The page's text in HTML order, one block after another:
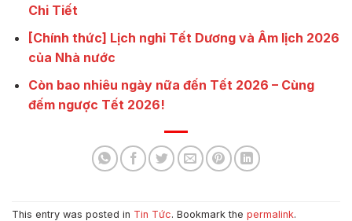
Chi Tiết
[Chính thức] Lịch nghỉ Tết Dương và Âm lịch 2026
của Nhà nước
Còn bao nhiêu ngày nữa đến Tết 2026 – Cùng
đếm ngược Tết 2026!
This entry was posted in Tin Tức. Bookmark the permalink.